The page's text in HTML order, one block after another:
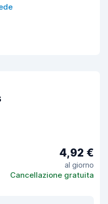
4,92 €
al giorno
Cancellazione gratuita